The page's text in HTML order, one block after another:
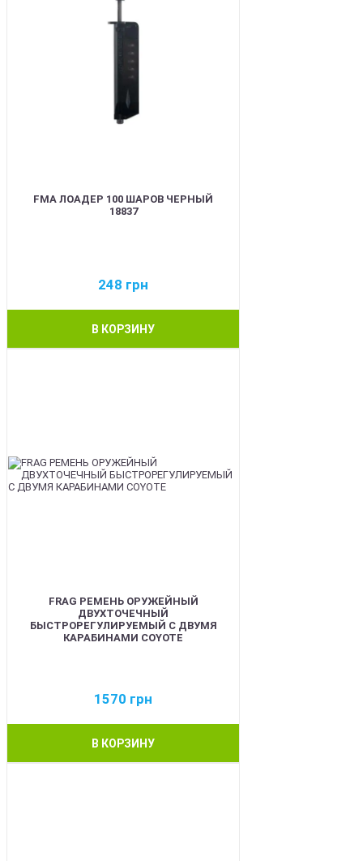
FMA ЛОАДЕР 100 ШАРОВ ЧЕРНЫЙ
18837
248 грн
В КОРЗИНУ
FRAG РЕМЕНЬ ОРУЖЕЙНЫЙ
ДВУХТОЧЕЧНЫЙ
БЫСТРОРЕГУЛИРУЕМЫЙ С ДВУМЯ
КАРАБИНАМИ COYOTE
1570 грн
В КОРЗИНУ